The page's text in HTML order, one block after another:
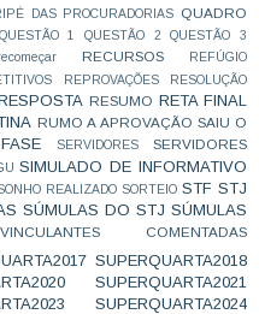
DAS PROCURADORIAS
QUADRO
QUESTÃO 1 QUESTÃO 2 QUESTÃO 3
RECURSOS REFÚGIO
REPROVAÇÕES
RESOLUÇÃO
RESUMO RETA FINAL
RUMO A APROVAÇÃO SAIU O
SERVIDORES
SERVIDORES
SIMULADO DE INFORMATIVO
REALIZADO SORTEIO STF STJ
SÚMULAS DO STJ SÚMULAS
COMENTADAS
SUPERQUARTA2018
SUPERQUARTA2021
SUPERQUARTA2024